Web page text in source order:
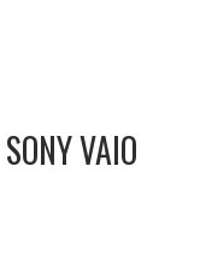
VAIO